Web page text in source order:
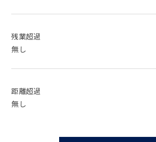
残業超過
無し
距離超過
無し